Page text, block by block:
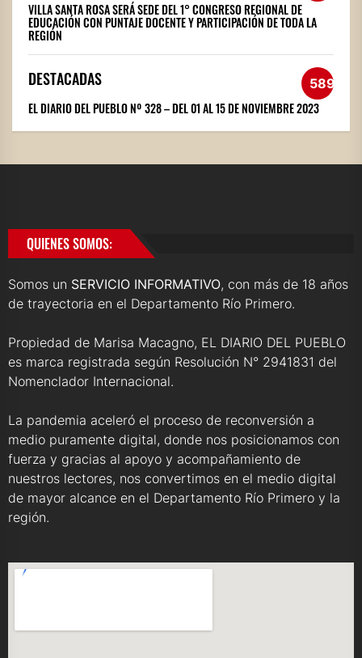
VILLA SANTA ROSA SERÁ SEDE DEL 1° CONGRESO REGIONAL DE
EDUCACIÓN CON PUNTAJE DOCENTE Y PARTICIPACIÓN DE TODA LA
REGIÓN
DESTACADAS 589
EL DIARIO DEL PUEBLO Nº 328 – DEL 01 AL 15 DE NOVIEMBRE 2023
QUIENES SOMOS:
Somos un SERVICIO INFORMATIVO, con más de 18 años
de trayectoria en el Departamento Río Primero.
Propiedad de Marisa Macagno, EL DIARIO DEL PUEBLO
es marca registrada según Resolución N° 2941831 del
Nomenclador Internacional.
La pandemia aceleró el proceso de reconversión a
medio puramente digital, donde nos posicionamos con
fuerza y gracias al apoyo y acompañamiento de
nuestros lectores, nos convertimos en el medio digital
de mayor alcance en el Departamento Río Primero y la
región.